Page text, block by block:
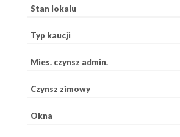
Stan lokalu
Typ kaucji
Mies. czynsz admin.
Czynsz zimowy
Okna